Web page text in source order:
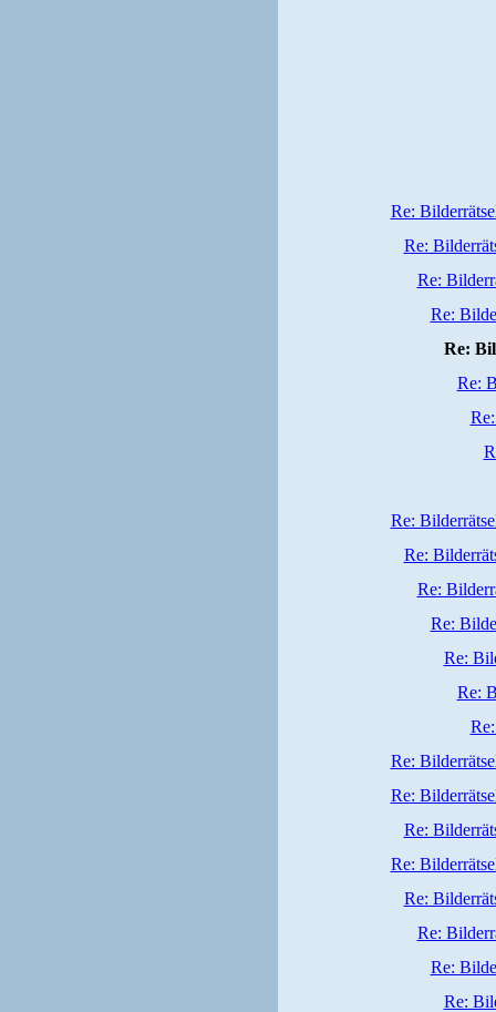
Re:
Re:
Re:
Re:
Re:
Re:
Re:
Re:
Re:
Re:
Re:
Re:
Re:
Re:
Re:
Re:
Re:
Re:
Re:
Re: